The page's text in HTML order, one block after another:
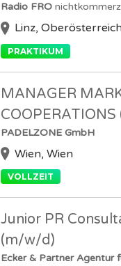
Radio FRO
Linz,
PRAKTIKUM
MANAGER
PADELZONE GmbH
Wien, Wien
VOLLZEIT
Junior PR
(m/w/d)
Ecker & Partner Agentur